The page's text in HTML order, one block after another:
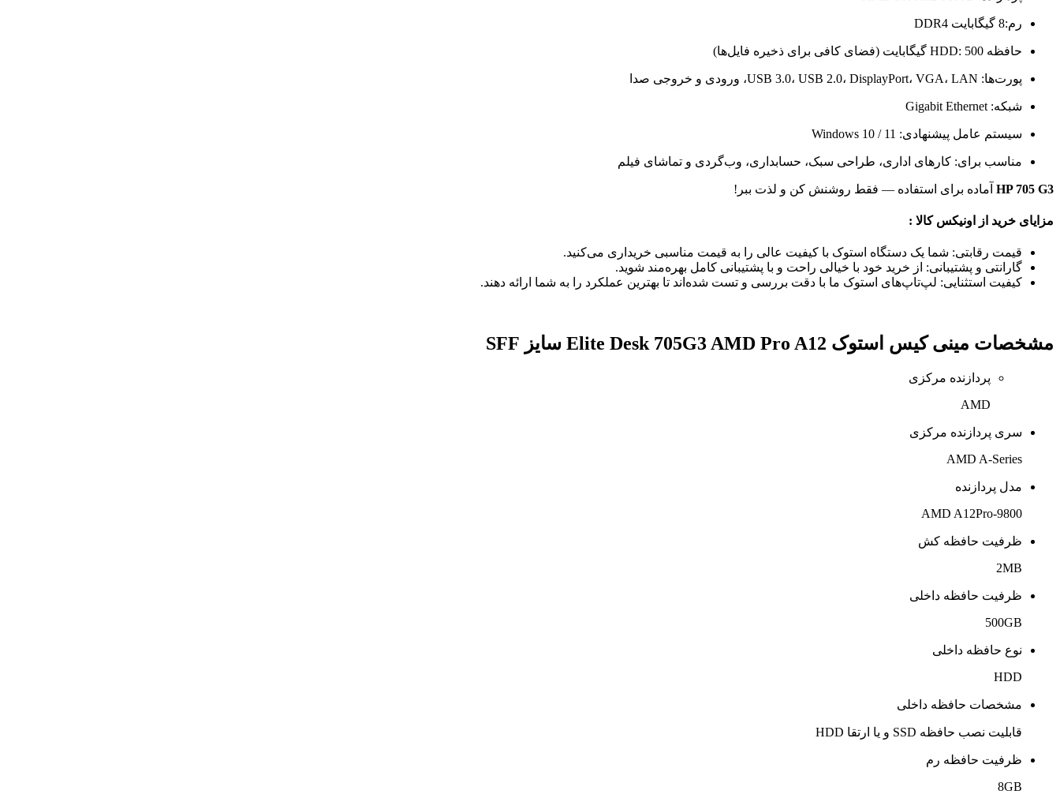
رم:8 گیگابایت DDR4
حافظه HDD: 500 گیگابایت (فضای کافی برای ذخیره فایل‌ها)
پورت‌ها: USB 3.0، USB 2.0، DisplayPort، VGA، LAN، ورودی و خروجی صدا
شبکه: Gigabit Ethernet
سیستم عامل پیشنهادی: Windows 10 / 11
مناسب برای: کارهای اداری، طراحی سبک، حسابداری، وب‌گردی و تماشای فیلم
HP 705 G3 آماده برای استفاده — فقط روشنش کن و لذت ببر!
مزایای خرید از اونیکس کالا :
قیمت رقابتی: شما یک دستگاه استوک با کیفیت عالی را به قیمت مناسبی خریداری می‌کنید.
گارانتی و پشتیبانی: از خرید خود با خیالی راحت و با پشتیبانی کامل بهره‌مند شوید.
کیفیت استثنایی: لپ‌تاپ‌های استوک ما با دقت بررسی و تست شده‌اند تا بهترین عملکرد را به شما ارائه دهند.
مشخصات مینی کیس استوک Elite Desk 705G3 AMD Pro A12 سایز SFF
پردازنده مرکزی
AMD
سری پردازنده مرکزی
AMD A-Series
مدل پردازنده
AMD A12Pro-9800
ظرفیت حافظه کش
2MB
ظرفیت حافظه داخلی
500GB
نوع حافظه داخلی
HDD
مشخصات حافظه داخلی
قابلیت نصب حافظه SSD و یا ارتقا HDD
ظرفیت حافظه رم
8GB